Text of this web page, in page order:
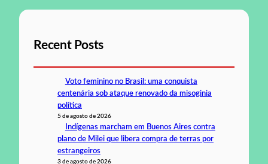
Recent Posts
Voto feminino no Brasil: uma conquista
centenária sob ataque renovado da misoginia
política
5 de agosto de 2026
Indígenas marcham em Buenos Aires contra
plano de Milei que libera compra de terras por
estrangeiros
3 de agosto de 2026